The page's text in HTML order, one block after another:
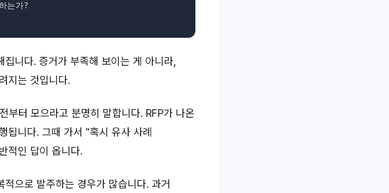
는가?
니다. 증거가 부족해 보이는 게 아니라,
지는 것입니다.
터 모으라고 분명히 말합니다. RFP가 나온
됩니다. 그때 가서 "혹시 유사 사례
적인 답이 옵니다.
으로 발주하는 경우가 많습니다. 과거